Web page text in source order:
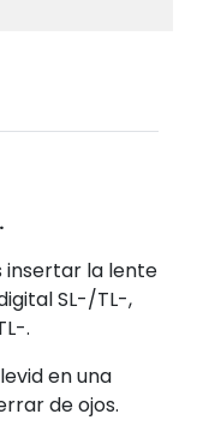
insertar la lente
SL-/TL-,
.
en una
de ojos.